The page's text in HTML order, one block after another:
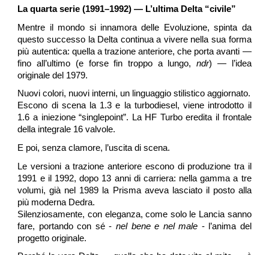
La quarta serie (1991–1992) — L’ultima Delta “civile”
Mentre il mondo si innamora delle Evoluzione, spinta da
questo successo la Delta continua a vivere nella sua forma
più autentica: quella a trazione anteriore, che porta avanti —
fino all’ultimo (e forse fin troppo a lungo,ndr) — l’idea
originale del 1979.
Nuovi colori, nuovi interni, un linguaggio stilistico aggiornato.
Escono di scena la 1.3 e la turbodiesel, viene introdotto il
1.6 a iniezione “singlepoint”. La HF Turbo eredita il frontale
della integrale 16 valvole.
E poi, senza clamore, l’uscita di scena.
Le versioni a trazione anteriore escono di produzione tra il
1991 e il 1992, dopo 13 anni di carriera: nella gamma a tre
volumi, già nel 1989 la Prisma aveva lasciato il posto alla
più moderna Dedra.
Silenziosamente, con eleganza, come solo le Lancia sanno
fare, portando con sé - nel bene e nel male - l’anima del
progetto originale.